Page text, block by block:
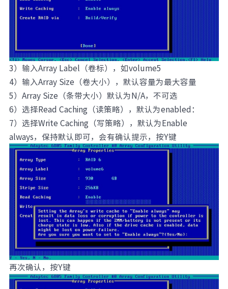
3）输入Array Label（卷标），如volume5
4）输入Array Size（卷大小），默认容量为最大容量
5）Array Size（条带大小）默认为N/A，不可选
6）选择Read Caching（读策略），默认为enabled：
7）选择Write Caching（写策略），默认为Enable
always，保持默认即可，会有确认提示，按Y键
再次确认，按Y键